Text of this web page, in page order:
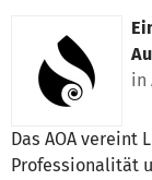
in
Das AOA
Professionalität